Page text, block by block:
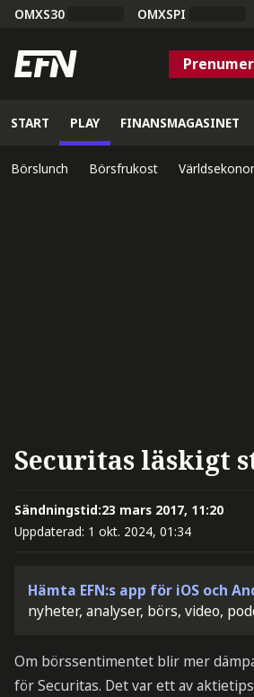
OMXS30 OMXSPI
START PLAY FINANSMAGASINET
Börslunch Börsfrukost
Securitas läskigt
Sändningstid:23 mars 2017, 11:20
Uppdaterad: 1 okt. 2024, 01:34
Hämta EFN:s app för iOS och
nyheter, analyser, börs, video,
Om börssentimentet blir mer
för Securitas. Det var ett av